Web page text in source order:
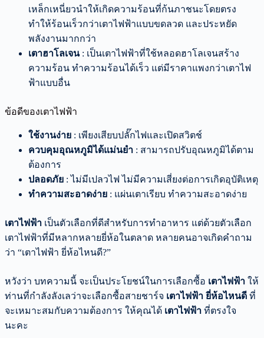
เหล็กเหนี่ยวนำให้เกิดความร้อนที่ก้นภาชนะโดยตรง
ทำให้ร้อนเร็วกว่าเตาไฟฟ้าแบบขดลวด และประหยัด
พลังงานมากกว่า
เตาฮาโลเจน: เป็นเตาไฟฟ้าที่ใช้หลอดฮาโลเจนสร้าง
ความร้อน ทำความร้อนได้เร็ว แต่มีราคาแพงกว่าเตาไฟ
ฟ้าแบบอื่น
ข้อดีของเตาไฟฟ้า
ใช้งานง่าย : เพียงเสียบปลั๊กไฟและเปิดสวิตช์
ควบคุมอุณหภูมิได้แม่นยำ : สามารถปรับอุณหภูมิได้ตาม
ต้องการ
ปลอดภัย : ไม่มีเปลวไฟ ไม่มีความเสี่ยงต่อการเกิดอุบัติเหตุ
ทำความสะอาดง่าย : แผ่นเตาเรียบ ทำความสะอาดง่าย
เตาไฟฟ้า เป็นตัวเลือกที่ดีสำหรับการทำอาหาร แต่ด้วยตัวเลือก
เตาไฟฟ้าที่มีหลากหลายยี่ห้อในตลาด หลายคนอาจเกิดคำถาม
ว่า “เตาไฟฟ้า ยี่ห้อไหนดี?”
หวังว่า บทความนี้ จะเป็นประโยชน์ในการเลือกซื้อ เตาไฟฟ้า ให้
ท่านที่กำลังลังเลว่าจะเลือกซื้อสายชาร์จ เตาไฟฟ้า ยี่ห้อไหนดี ที่
จะเหมาะสมกับความต้องการ ให้คุณได้ เตาไฟฟ้า ที่ตรงใจ
นะคะ